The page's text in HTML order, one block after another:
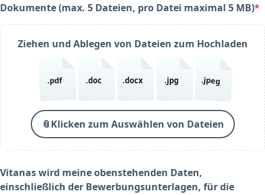
Dokumente (max. 5 Dateien, pro Datei maximal 5 MB)*
(required)
Ziehen und Ablegen von Dateien zum Hochladen
.pdf .doc .docx .jpg .jpeg
📎Klicken zum Auswählen von Dateien
Vitanas wird meine obenstehenden Daten,
einschließlich der Bewerbungsunterlagen, für die